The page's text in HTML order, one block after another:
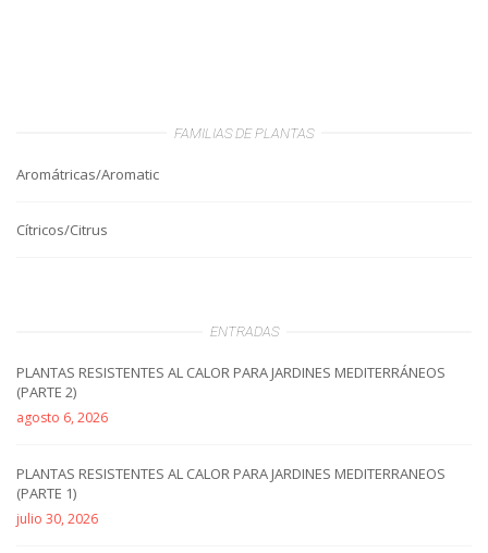
FAMILIAS DE PLANTAS
Aromátricas/Aromatic
Cítricos/Citrus
ENTRADAS
PLANTAS RESISTENTES AL CALOR PARA JARDINES MEDITERRÁNEOS
(PARTE 2)
agosto 6, 2026
PLANTAS RESISTENTES AL CALOR PARA JARDINES MEDITERRANEOS
(PARTE 1)
julio 30, 2026